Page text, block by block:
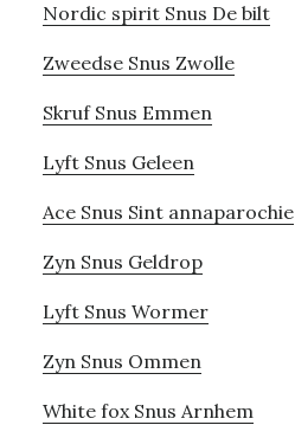
Nordic spirit Snus De bilt
Zweedse Snus Zwolle
Skruf Snus Emmen
Lyft Snus Geleen
Ace Snus Sint annaparochie
Zyn Snus Geldrop
Lyft Snus Wormer
Zyn Snus Ommen
White fox Snus Arnhem